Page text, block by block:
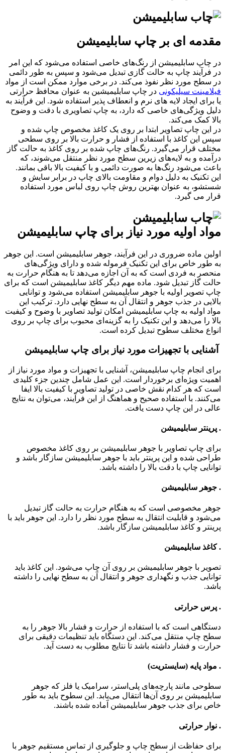
مقدمه ای بر چاپ سابلیمیشن
در چاپ سابلیمیشن از رنگ‌های خاصی استفاده می‌شود که این امر
در فرآیند چاپ به حالت گازی تبدیل می‌شود و سپس به طور دائمی
در سطح مورد نظر نفوذ می‌کند. در برخی موارد ممکن است از مواد
فیلامینت سیلیکونی در چاپ سابلیمیشین به عنوان محافظ حرارتی
یا برای ایجاد لایه های نرم و انعطاف پذیر استفاده شود. این فرآیند به
دلیل ویژگی‌های خاصی که دارد، به چاپ تصاویری با دقت و وضوح
بالا کمک می‌کند.
در این چاپ تصاویر ابتدا بر روی یک کاغذ مخصوص چاپ شده و
سپس این کاغذ با استفاده از فشار و حرارت بالا بر روی سطحی
مختلف قرار می‌گیرد. رنگ‌های چاپ شده بر روی کاغذ به حالت گاز
درآمده و به لایه‌های زیرین سطح مورد نظر منتقل می‌شوند، که
باعث می‌شود رنگ‌ها به صورت دائمی و با کیفیت بالا باقی بمانند.
این تکنیک به دلیل دوام و مقاومت بالای چاپ در برابر سایش و
شستشو، به عنوان بهترین روش چاپ روی لباس مورد استفاده
قرار می گیرد.
مواد اولیه مورد نیاز برای چاپ سابلیمیشن
اولین ماده ضروری در این فرآیند، جوهر سابلیمیشن است. این جوهر
به طور خاص برای این تکنیک فرموله شده و دارای ویژگی‌های
منحصر به فردی است که به آن اجازه می‌دهد تا به هنگام حرارت به
حالت گاز تبدیل شود. ماده مهم دیگر کاغذ سابلیمیشن است که برای
چاپ تصویر اولیه با جوهر سابلیمیشن استفاده می‌شود و توانایی
بالایی در جذب جوهر و انتقال آن به سطح نهایی دارد. ترکیب این
مواد اولیه به چاپ سابلیمیشن امکان تولید تصاویر با وضوح و کیفیت
بالا را می‌دهد و این تکنیک را به گزینه‌ای محبوب برای چاپ بر روی
انواع مختلف سطوح تبدیل کرده است.
آشنایی با تجهیزات مورد نیاز برای چاپ سابلیمیشن
برای انجام چاپ سابلیمیشن، آشنایی با تجهیزات و مواد مورد نیاز از
اهمیت ویژه‌ای برخوردار است. این عمل شامل چندین جزء کلیدی
است که هر کدام نقش خاصی در تولید تصاویر با کیفیت بالا ایفا
می‌کنند. با استفاده صحیح و هماهنگ از این فرآیند، می‌توان به نتایج
عالی در این چاپ دست یافت.
. پرینتر سابلیمیشن
برای چاپ تصاویر با جوهر سابلیمیشن بر روی کاغذ مخصوص
طراحی شده و این پرینتر باید با جوهر سابلیمیشن سازگار باشد و
توانایی چاپ با دقت بالا را داشته باشد.
. جوهر سابلیمیشن
جوهر مخصوصی است که به هنگام حرارت به حالت گاز تبدیل
می‌شود و قابلیت انتقال به سطح مورد نظر را دارد. این جوهر باید با
پرینتر و کاغذ سابلیمیشن سازگار باشد.
. کاغذ سابلیمیشن
تصویر با جوهر سابلیمیشن بر روی آن چاپ می‌شود. این کاغذ باید
توانایی جذب و نگهداری جوهر و انتقال آن به سطح نهایی را داشته
باشد.
. پرس حرارتی
دستگاهی است که با استفاده از حرارت و فشار بالا جوهر را به
سطح چاپ منتقل می‌کند. این دستگاه باید تنظیمات دقیقی برای
حرارت و فشار داشته باشد تا نتایج مطلوب به دست آید.
. مواد پایه (سایستریت)
سطوحی مانند پارچه‌های پلی‌استر، سرامیک یا فلز که جوهر
سابلیمیشن بر روی آن‌ها انتقال می‌یابد. این سطوح باید به طور
خاص برای جذب جوهر سابلیمیشن آماده شده باشند.
. نوار حرارتی
برای حفاظت از سطح چاپ و جلوگیری از تماس مستقیم جوهر با